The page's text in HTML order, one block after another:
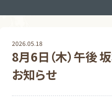
2026.05.18
8月6日（木）午後
お知らせ